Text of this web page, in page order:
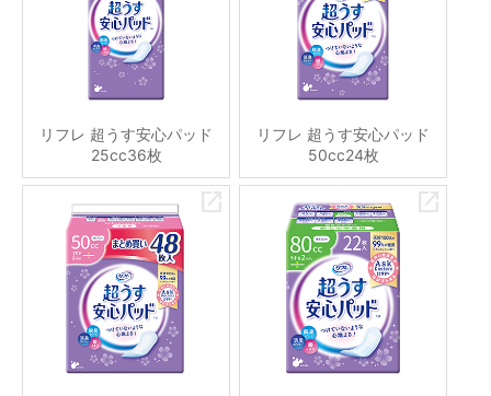
リフレ 超うす安心パッド
25cc36枚
リフレ 超うす安心パッド
50cc24枚